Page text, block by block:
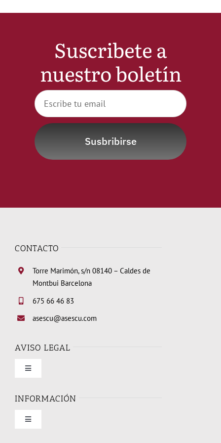
Noticias
Hazte Socio
Contactar
WooCommerce My Account
WooCommerce Cart
Suscribete a
nuestro boletín
Susbribirse
CONTACTO
Torre Marimón, s/n 08140 – Caldes de
Montbui Barcelona
675 66 46 83
asescu@asescu.com
AVISO LEGAL
Toggle
Condiciones de uso
INFORMACIÓN
Toggle